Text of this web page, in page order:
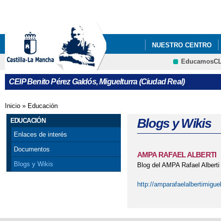
NUESTRO CENTRO
ACTIVIDADES 2024/
CRFP
CEIP Benito Pérez Galdós, Miguelturra (Ciudad Real)
Se encuentra usted aquí
Inicio » Educación
EDUCACIÓN
Enlaces de interés
Documentos
Blogs y Wikis
Blogs y Wikis
AMPA RAFAEL ALBERTI
Blog del AMPA Rafael Alberti
http://